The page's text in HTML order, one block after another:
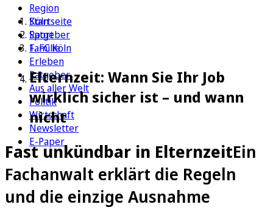
Region
Köln
Sport
1. FC Köln
Erleben
Ratgeber
Aus aller Welt
Politik
Wirtschaft
Newsletter
E-Paper
Startseite
Ratgeber
Familie
Elternzeit: Wann Sie Ihr Job
wirklich sicher ist – und wann
nicht
Fast unkündbar in ElternzeitEin
Fachanwalt erklärt die Regeln
und die einzige Ausnahme